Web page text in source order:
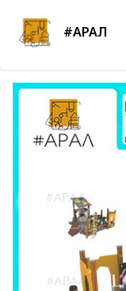
#АРАЛ